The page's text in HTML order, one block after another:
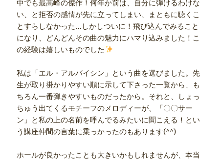
中でも最高峰の傑作！何年か前は、自分に弾けるわけな
い、と拒否の感情が先に立ってしまい、まともに聴くこ
とすらしなかった…しかしついに！飛び込んでみること
になり、どんどんその曲の魅力にハマり込みました！こ
の経験は嬉しいものでした
私は「エル・アルバイシン」という曲を選びました。先
生が取り掛かりやすい順に示して下さった一覧から、も
ちろん一番弾きやすいものだったから。それと、しょっ
ちゅう出てくるモチーフのメロディーが、「〇〇サー
ン」と私の上の名前を呼んでるみたいに聞こえる！とい
う講座仲間の言葉に乗っかったのもあります(^^)
ホールが良かったことも大きいかもしれませんが、本当